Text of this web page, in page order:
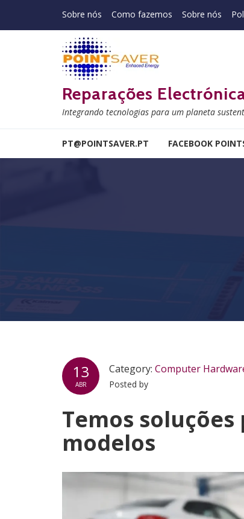
Sobre nós Como fazemos Sobre nós
Reparações
Integrando tecnologias para um planeta
PT@POINTSAVER.PT FACEBOOK
13
ABR
Category: Computer
Posted by
Temos
modelos